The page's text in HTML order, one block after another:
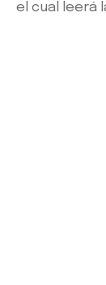
el cual leerá